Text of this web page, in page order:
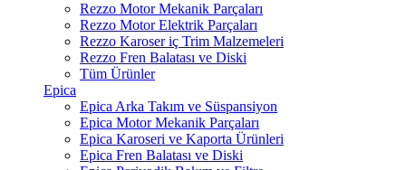
Rezzo Motor Mekanik Parçaları
Rezzo Motor Elektrik Parçaları
Rezzo Karoser iç Trim Malzemeleri
Rezzo Fren Balatası ve Diski
Tüm Ürünler
Epica
Epica Arka Takım ve Süspansiyon
Epica Motor Mekanik Parçaları
Epica Karoseri ve Kaporta Ürünleri
Epica Fren Balatası ve Diski